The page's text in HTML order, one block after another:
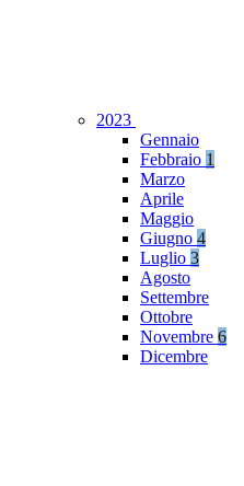
2023
Gennaio
Febbraio 1
Marzo
Aprile
Maggio
Giugno 4
Luglio 3
Agosto
Settembre
Ottobre
Novembre 6
Dicembre